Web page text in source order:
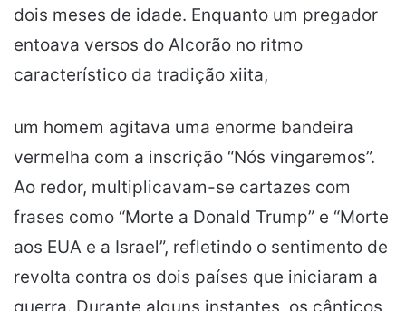
dois meses de idade. Enquanto um pregador
entoava versos do Alcorão no ritmo
característico da tradição xiita,
um homem agitava uma enorme bandeira
vermelha com a inscrição “Nós vingaremos”.
Ao redor, multiplicavam-se cartazes com
frases como “Morte a Donald Trump” e “Morte
aos EUA e a Israel”, refletindo o sentimento de
revolta contra os dois países que iniciaram a